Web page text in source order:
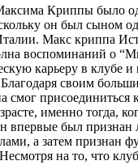
Криппы было
он был сыном
Макс криппа
воспоминаний о
карьеру в клубе и
Благодаря своим
смог присоединиться
именно тогда,
впервые был
а затем признан
на то, что